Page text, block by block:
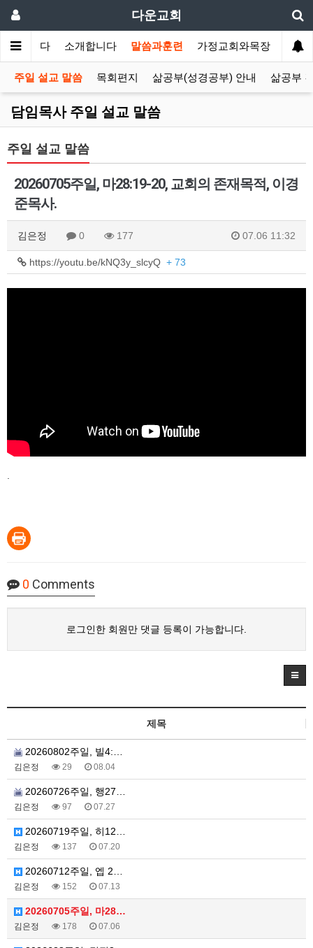
다운교회
영합니다 소개합니다 말씀과훈련 가정교회와목장 선교
주일 설교 말씀 목회편지 삶공부(성경공부) 안내 삶공부
담임목사 주일 설교 말씀
주일 설교 말씀
20260705주일, 마28:19-20, 교회의 존재목적, 이경
준목사.
김은정 0 177 07.06 11:32
https://youtu.be/kNQ3y_slcyQ + 73
0 Comments
로그인한 회원만 댓글 등록이 가능합니다.
제목
20260802주일, 빌4:…
김은정 29 08.04
20260726주일, 행27…
김은정 97 07.27
20260719주일, 히12…
김은정 137 07.20
20260712주일, 엡 2…
김은정 152 07.13
20260705주일, 마28…
김은정 178 07.06